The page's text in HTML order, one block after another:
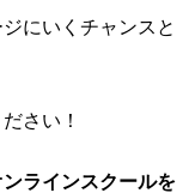
にいくチャンスと
さい！
ラインスクールを